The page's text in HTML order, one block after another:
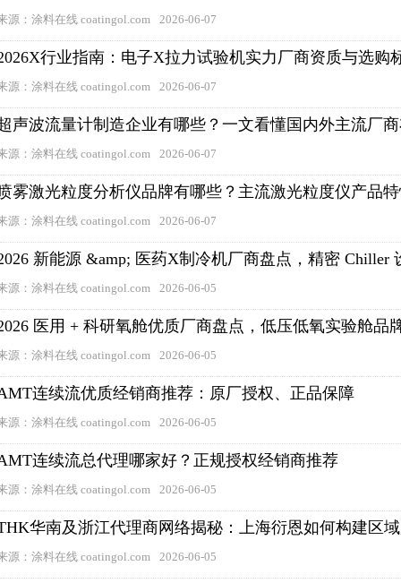
源：涂料在线 coatingol.com 2026-06-07
行业指南：电子X拉力试验机实力厂商资质与选购
源：涂料在线 coatingol.com 2026-06-07
声波流量计制造企业有哪些？一文看懂国内外主流厂
源：涂料在线 coatingol.com 2026-06-07
雾激光粒度分析仪品牌有哪些？主流激光粒度仪产品
源：涂料在线 coatingol.com 2026-06-07
新能源 &amp; 医药X制冷机厂商盘点，精密 Chiller
源：涂料在线 coatingol.com 2026-06-05
医用 + 科研氧舱优质厂商盘点，低压低氧实验舱
源：涂料在线 coatingol.com 2026-06-05
连续流优质经销商推荐：原厂授权、正品保障
源：涂料在线 coatingol.com 2026-06-05
连续流总代理哪家好？正规授权经销商推荐
源：涂料在线 coatingol.com 2026-06-05
华南及浙江代理商网络揭秘：上海衍恩如何构建区
源：涂料在线 coatingol.com 2026-06-05